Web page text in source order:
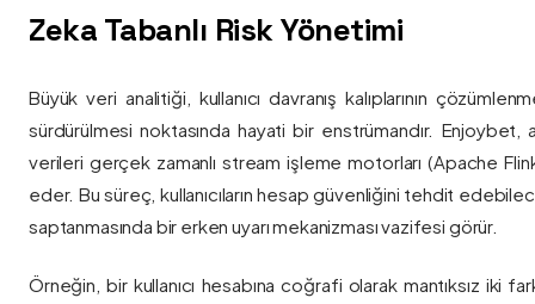
Zeka Tabanlı Risk Yönetimi
Büyük veri analitiği, kullanıcı davranış kalıplarının
sürdürülmesi noktasında hayati bir enstrümandır. Enjoybet,
verileri gerçek zamanlı stream işleme motorları (Apache Flink
eder. Bu süreç, kullanıcıların hesap güvenliğini tehdit
saptanmasında bir erken uyarı mekanizması vazifesi görür.
Örneğin, bir kullanıcı hesabına coğrafi olarak mantıksız iki